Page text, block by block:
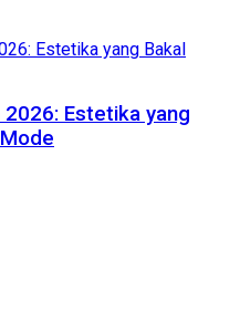
Estetika yang